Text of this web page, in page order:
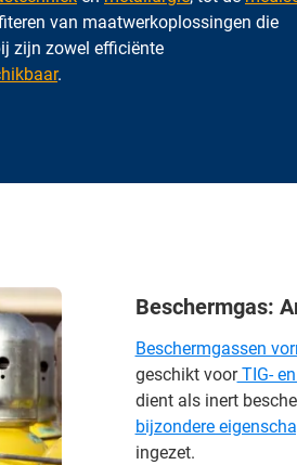
van maatwerkoplossingen die
zijn zowel efficiënte
.
Beschermgas:
Beschermgassen
geschikt voorTIG-
dient als inert
bijzondere
ingezet.